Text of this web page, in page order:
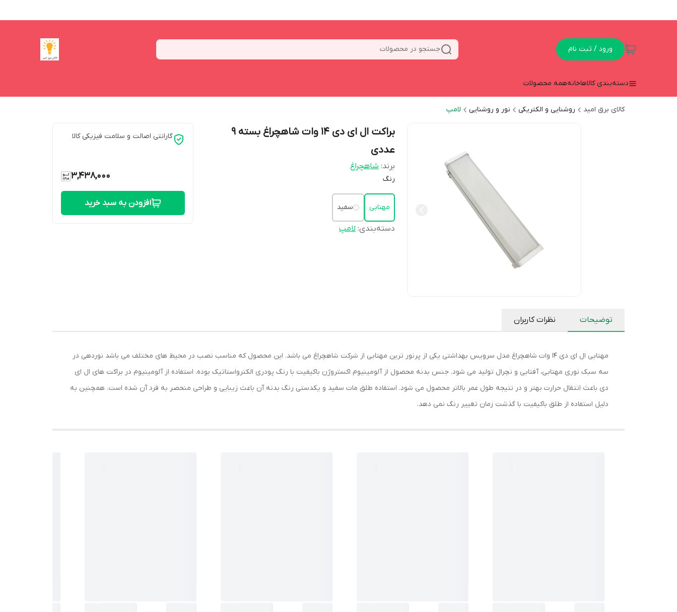
ورود / ثبت نام جستجو در محصولات
دسته‌بندی کالاهاخانههمه محصولات
کالای برق امید روشنایی و الکتریکی نور و روشنایی لامپ
براکت ال ای دی 14 وات شاهچراغ بسته ۹
عددی
برند: شاهچراغ
رنگ
مهتابی سفید
دسته‌بندی:لامپ
گارانتی اصالت و سلامت فیزیکی کالا
3,438,000
افزودن به سبد خرید
توضیحات نظرات کاربران
مهتابی ال ای دی 14 وات شاهچراغ مدل سرویس بهداشتی یکی از پرنور ترین مهتابی از شرکت شاهچراغ می باشد. این محصول که مناسب نصب در محیط های مختلف می باشد نوردهی در
سه سبک نوری مهتابی، آفتابی و نچرال تولید می شود. جنس بدنه محصول از آلومینیوم اکستروژن باکیفیت با رنگ پودری الکترواستاتیک بوده. استفاده از آلومینیوم در براکت های ال ای
دی باعث انتقال حرارت بهتر و در نتیجه طول عمر بالاتر محصول می شود. استفاده طلق مات سفید و یکدستی رنگ بدنه آن باعث زیبایی و طراحی منحصر به فرد آن شده است. همچنین به
دلیل استفاده از طلق باکیفیت با گذشت زمان تغییر رنگ نمی دهد.